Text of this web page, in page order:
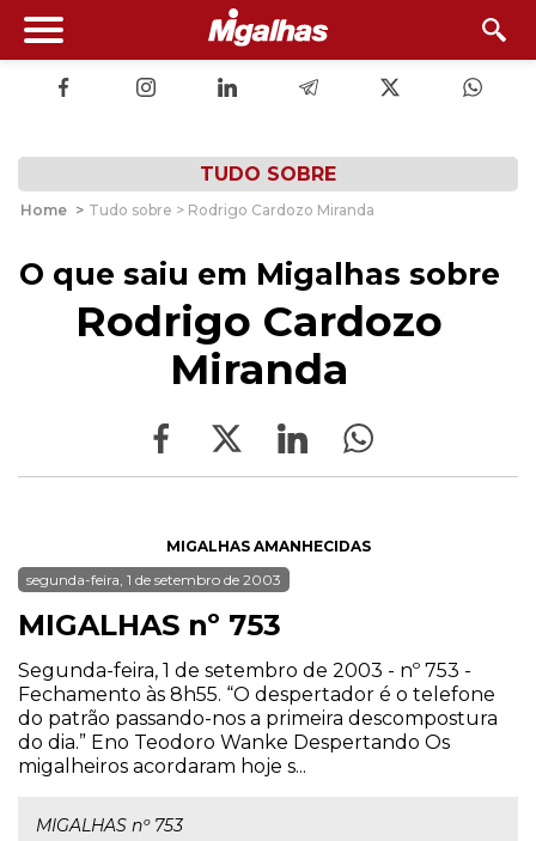
TUDO SOBRE
Home > Tudo sobre > Rodrigo Cardozo Miranda
O que saiu em Migalhas sobre
Rodrigo Cardozo
Miranda
MIGALHAS AMANHECIDAS
segunda-feira, 1 de setembro de 2003
MIGALHAS nº 753
Segunda-feira, 1 de setembro de 2003 - nº 753 -
Fechamento às 8h55. “O despertador é o telefone
do patrão passando-nos a primeira descompostura
do dia.” Eno Teodoro Wanke Despertando Os
migalheiros acordaram hoje s...
MIGALHAS nº 753